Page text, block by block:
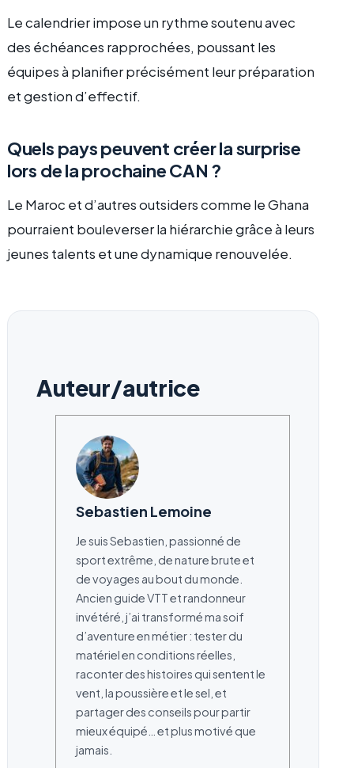
Le calendrier impose un rythme soutenu avec
des échéances rapprochées, poussant les
équipes à planifier précisément leur préparation
et gestion d’effectif.
Quels pays peuvent créer la surprise
lors de la prochaine CAN ?
Le Maroc et d’autres outsiders comme le Ghana
pourraient bouleverser la hiérarchie grâce à leurs
jeunes talents et une dynamique renouvelée.
Auteur/autrice
Sebastien Lemoine
Je suis Sebastien, passionné de
sport extrême, de nature brute et
de voyages au bout du monde.
Ancien guide VTT et randonneur
invétéré, j’ai transformé ma soif
d’aventure en métier : tester du
matériel en conditions réelles,
raconter des histoires qui sentent le
vent, la poussière et le sel, et
partager des conseils pour partir
mieux équipé… et plus motivé que
jamais.